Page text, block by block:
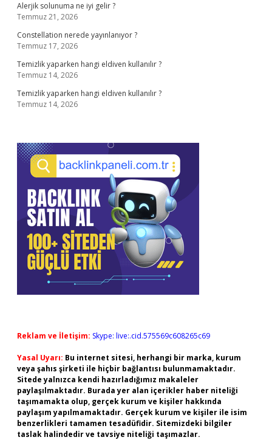
Alerjik solunuma ne iyi gelir ?
Temmuz 21, 2026
Constellation nerede yayınlanıyor ?
Temmuz 17, 2026
Temizlik yaparken hangi eldiven kullanılır ?
Temmuz 14, 2026
Temizlik yaparken hangi eldiven kullanılır ?
Temmuz 14, 2026
Reklam ve İletişim: Skype: live:.cid.575569c608265c69
Yasal Uyarı: Bu internet sitesi, herhangi bir marka, kurum
veya şahıs şirketi ile hiçbir bağlantısı bulunmamaktadır.
Sitede yalnızca kendi hazırladığımız makaleler
paylaşılmaktadır. Burada yer alan içerikler haber niteliği
taşımamakta olup, gerçek kurum ve kişiler hakkında
paylaşım yapılmamaktadır. Gerçek kurum ve kişiler ile isim
benzerlikleri tamamen tesadüfidir. Sitemizdeki bilgiler
taslak halindedir ve tavsiye niteliği taşımazlar.